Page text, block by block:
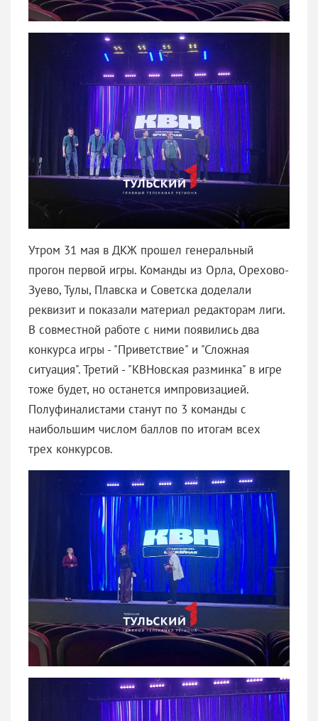
Утром 31 мая в ДКЖ прошел генеральный
прогон первой игры. Команды из Орла, Орехово-
Зуево, Тулы, Плавска и Советска доделали
реквизит и показали материал редакторам лиги.
В совместной работе с ними появились два
конкурса игры - "Приветствие" и "Сложная
ситуация". Третий - "КВНовская разминка" в игре
тоже будет, но останется импровизацией.
Полуфиналистами станут по 3 команды с
наибольшим числом баллов по итогам всех
трех конкурсов.